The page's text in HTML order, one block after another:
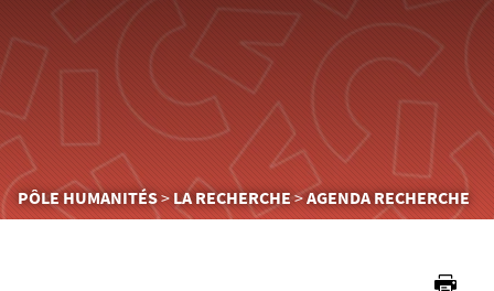
Vous
êtes
PÔLE HUMANITÉS LA RECHERCHE AGENDA RECHERCHE